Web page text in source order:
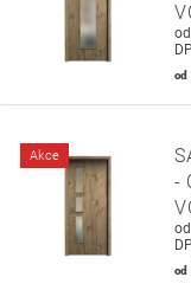
od
od
Akce
-
od
od